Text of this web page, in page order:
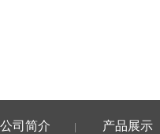
公司简介 产品展示